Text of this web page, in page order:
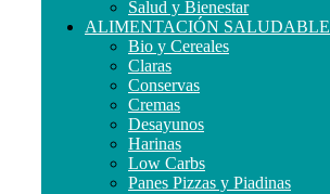
Salud y Bienestar
ALIMENTACIÓN SALUDABLE
Bio y Cereales
Claras
Conservas
Cremas
Desayunos
Harinas
Low Carbs
Panes Pizzas y Piadinas